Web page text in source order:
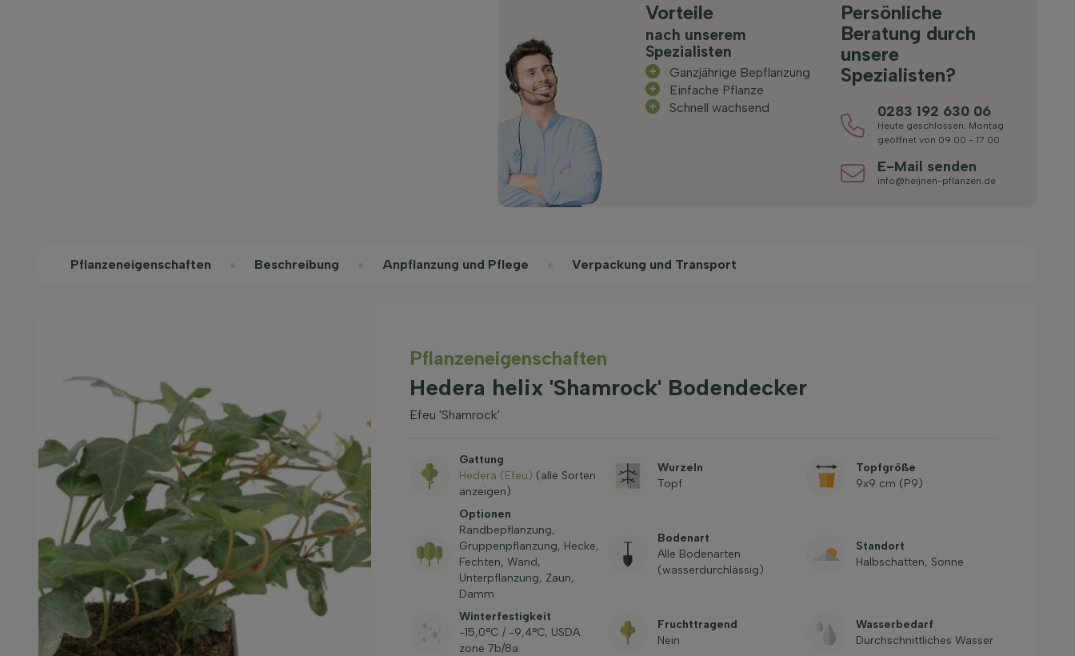
Vorteile
nach unserem
Spezialisten
Ganzjährige Bepflanzung
Einfache Pflanze
Schnell wachsend
Persönliche
Beratung durch
unsere
Spezialisten?
0283 192 630 06
Heute geschlossen. Montag
geöffnet von 09:00 - 17:00
E-Mail senden
info@heijnen-pflanzen.de
Pflanzeneigenschaften Beschreibung Anpflanzung und Pflege Verpackung und Transport
Pflanzeneigenschaften
Hedera helix 'Shamrock' Bodendecker
Efeu 'Shamrock'
Gattung
Hedera (Efeu) (alle Sorten
anzeigen)
Wurzeln
Topf
Topfgröße
9x9 cm (P9)
Optionen
Randbepflanzung,
Gruppenpflanzung, Hecke,
Fechten, Wand,
Unterpflanzung, Zaun,
Damm
Bodenart
Alle Bodenarten
(wasserdurchlässig)
Standort
Halbschatten, Sonne
Winterfestigkeit
-15,0°C / -9,4°C, USDA
zone 7b/8a
Fruchttragend
Nein
Wasserbedarf
Durchschnittliches Wasser